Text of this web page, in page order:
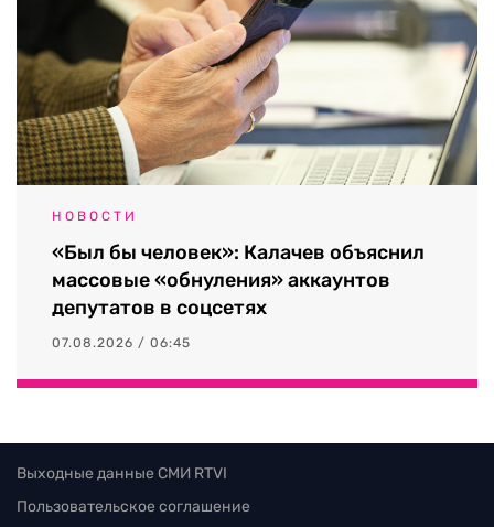
НОВОСТИ
«Был бы человек»: Калачев объяснил
массовые «обнуления» аккаунтов
депутатов в соцсетях
07.08.2026 / 06:45
Выходные данные СМИ RTVI
Пользовательское соглашение